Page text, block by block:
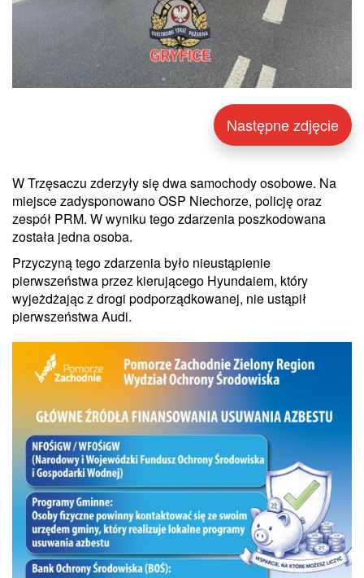
Następne zdjęcie
W Trzęsaczu zderzyły się dwa samochody osobowe. Na
miejsce zadysponowano OSP Niechorze, policję oraz
zespół PRM. W wyniku tego zdarzenia poszkodowana
została jedna osoba.
Przyczyną tego zdarzenia było nieustąpienie
pierwszeństwa przez kierującego Hyundaiem, który
wyjeżdżając z drogi podporządkowanej, nie ustąpił
pierwszeństwa Audi.